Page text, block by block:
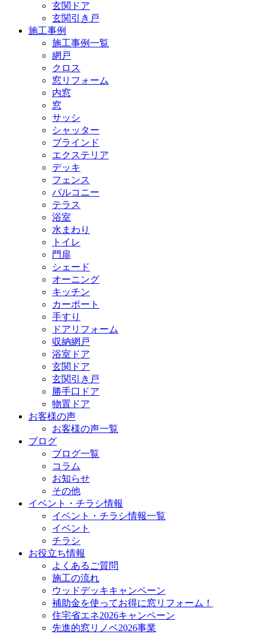
玄関ドア
玄関引き戸
施工事例
施工事例一覧
網戸
クロス
窓リフォーム
内窓
窓
サッシ
シャッター
ブラインド
エクステリア
デッキ
フェンス
バルコニー
テラス
浴室
水まわり
トイレ
門扉
シェード
オーニング
キッチン
カーポート
手すり
ドアリフォーム
収納網戸
浴室ドア
玄関ドア
玄関引き戸
勝手口ドア
物置ドア
お客様の声
お客様の声一覧
ブログ
ブログ一覧
コラム
お知らせ
その他
イベント・チラシ情報
イベント・チラシ情報一覧
イベント
チラシ
お役立ち情報
よくあるご質問
施工の流れ
ウッドデッキキャンペーン
補助金を使ってお得に窓リフォーム！
住宅省エネ2026キャンペーン
先進的窓リノベ2026事業